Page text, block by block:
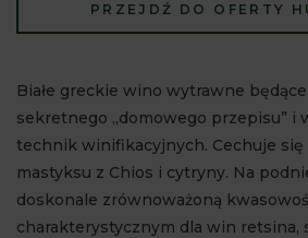
PRZEJDŹ DO OFERTY
Białe greckie wino wytrawne
sekretnego „domowego przepisu” i
technik winifikacyjnych. Cechuje się
mastyksu z Chios i cytryny. Na
doskonale zrównoważoną
charakterystycznym dla win retsina,